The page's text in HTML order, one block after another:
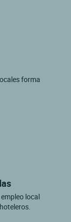
forma
local